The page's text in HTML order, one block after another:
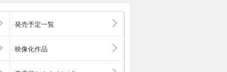
発売予定一覧
映像化作品